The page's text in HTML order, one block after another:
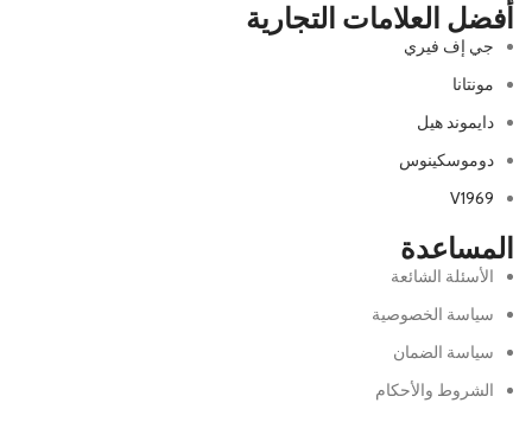
أفضل العلامات التجارية
جي إف فيري
مونتانا
دايموند هيل
دوموسكينوس
V1969
المساعدة
الأسئلة الشائعة
سياسة الخصوصية
سياسة الضمان
الشروط والأحكام